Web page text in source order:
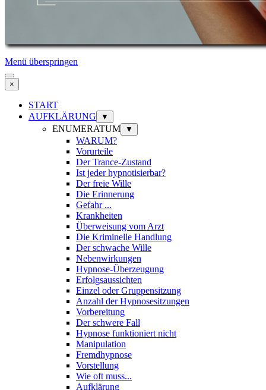
Menü überspringen
×
START
AUFKLÄRUNG
▼
ENUMERATUM ▼
WARUM?
Vorurteile
Der Trance-Zustand
Ist jeder hypnotisierbar?
Der freie Wille
Die Erinnerung
Gefahr ...
Krankheiten
Überweisung vom Arzt
Die Kriminelle Handlung
Der schwache Wille
Nebenwirkungen
Hypnose-Überzeugung
Erfolgsaussichten
Einzel oder Gruppensitzung
Anzahl der Hypnosesitzungen
Vorbereitung
Der schwere Fall
Hypnose funktioniert nicht
Manipulation
Fremdhypnose
Vorstellung
Wie oft muss...
Aufklärung